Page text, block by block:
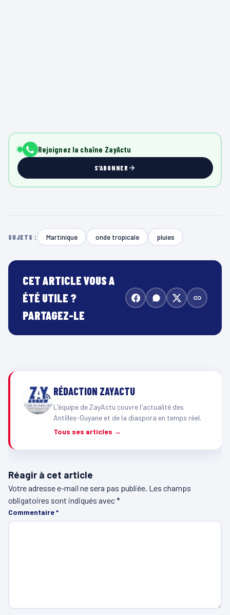
Rejoignez la chaîne ZayActu
S'ABONNER
SUJETS : Martinique onde tropicale pluies
CET ARTICLE VOUS A
ÉTÉ UTILE ?
PARTAGEZ-LE
RÉDACTION ZAYACTU
L'équipe de ZayActu couvre l'actualité des
Antilles-Guyane et de la diaspora en temps réel.
Tous ses articles →
Réagir à cet article
Votre adresse e-mail ne sera pas publiée. Les champs
obligatoires sont indiqués avec*
Commentaire*